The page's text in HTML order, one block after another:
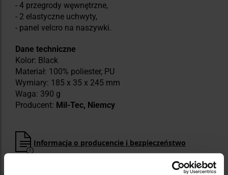
- 4 przegrody węwnętrzne,
- 2 elastyczne uchwyty,
- panel velcro na naszywki.
Dane techniczne
Kolor: Black
Materiał: 100% poliester, PU
Wymiary: 185 x 35 x 245 mm
Waga: 390 g
Producent: Mil-Tec, Niemcy
Informacja o producencie i bezpieczeństwo